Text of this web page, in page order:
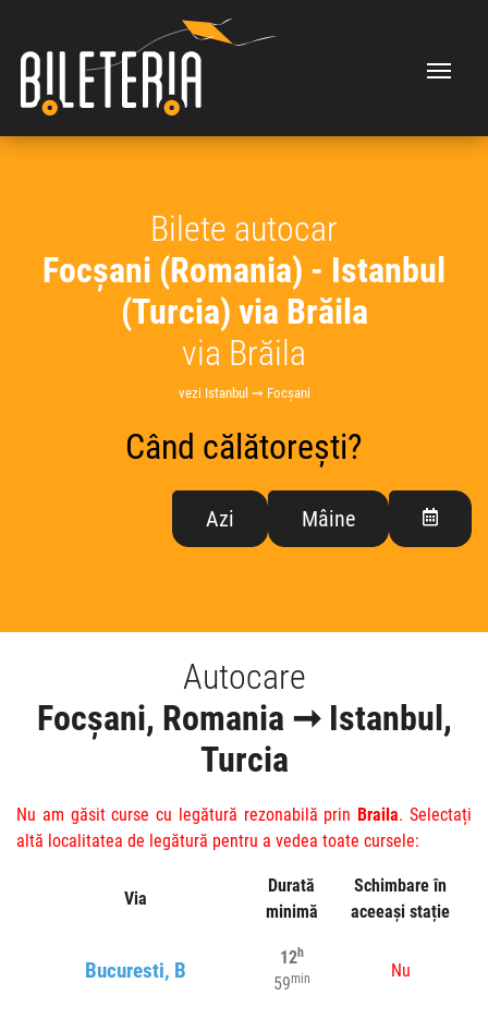
Bilete autocar
Focșani (Romania) - Istanbul
(Turcia) via Brăila
via Brăila
vezi Istanbul ➞ Focșani
Când călătorești?
Azi Mâine
Autocare
Focșani, Romania ➞ Istanbul,
Turcia
Nu am găsit curse cu legătură rezonabilă prin Braila. Selectați
altă localitatea de legătură pentru a vedea toate cursele:
Via
Durată
minimă
Schimbare în
aceeași stație
Bucuresti, B
12h
59min Nu